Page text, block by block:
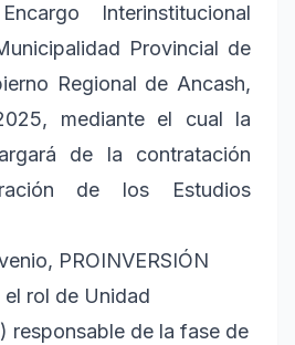
Interinstitucional
Provincial de
Regional de Ancash,
mediante el cual la
de la contratación
de los Estudios
PROINVERSIÓN
rol de Unidad
responsable de la fase de